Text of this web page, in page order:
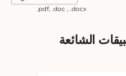
.pdf, .doc , .docx
الشائعة